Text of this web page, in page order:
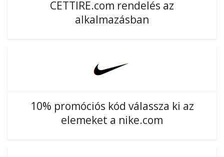
CETTIRE.com rendelés az
alkalmazásban
10% promóciós kód válassza ki az
elemeket a nike.com